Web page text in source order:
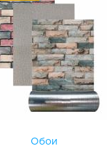
Обои